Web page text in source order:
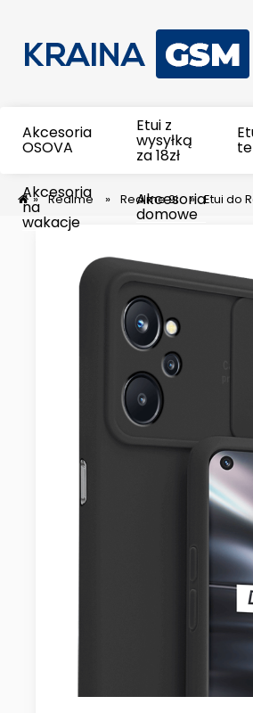
Akcesoria
OSOVA
Etui z
wysyłką
za 18zł
Akcesoria
na
wakacje
Akcesoria
domowe
» Realme » Realme 9i » Etui do